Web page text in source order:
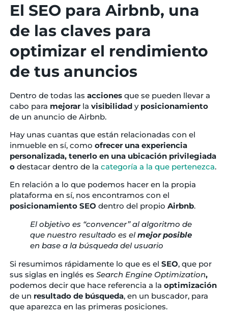
El SEO para Airbnb, una
de las claves para
optimizar el rendimiento
de tus anuncios
Dentro de todas las accionesque se pueden llevar a
cabo para mejorarla visibilidady posicionamiento
de un anuncio de Airbnb.
Hay unas cuantas que están relacionadas con el
inmueble en sí, como ofrecer una experiencia
personalizada, tenerlo en una ubicación privilegiada
o destacar dentro de la categoría a la que pertenezca.
En relación a lo que podemos hacer en la propia
plataforma en sí, nos encontramos con el
posicionamiento SEO dentro del propio Airbnb.
El objetivo es “convencer” al algoritmo de
que nuestro resultado es elmejor posible
en base a la búsqueda del usuario
Si resumimos rápidamente lo que es el SEO, que por
sus siglas en inglés es Search Engine Optimization,
podemos decir que hace referencia a la optimización
de un resultado de búsqueda, en un buscador, para
que aparezca en las primeras posiciones.